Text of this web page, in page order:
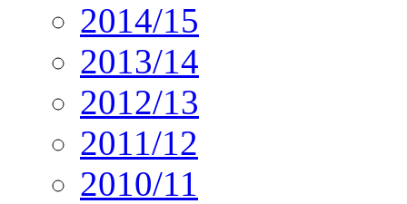
2014/15
2013/14
2012/13
2011/12
2010/11